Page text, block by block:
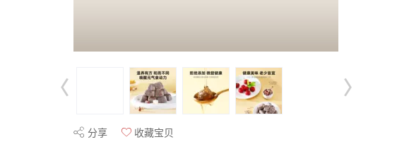
分享 收藏宝贝